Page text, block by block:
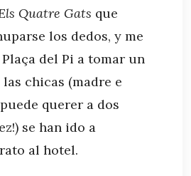
Quatre Gats que
los dedos, y me
del Pi a tomar un
chicas (madre e
querer a dos
se han ido a
al hotel.